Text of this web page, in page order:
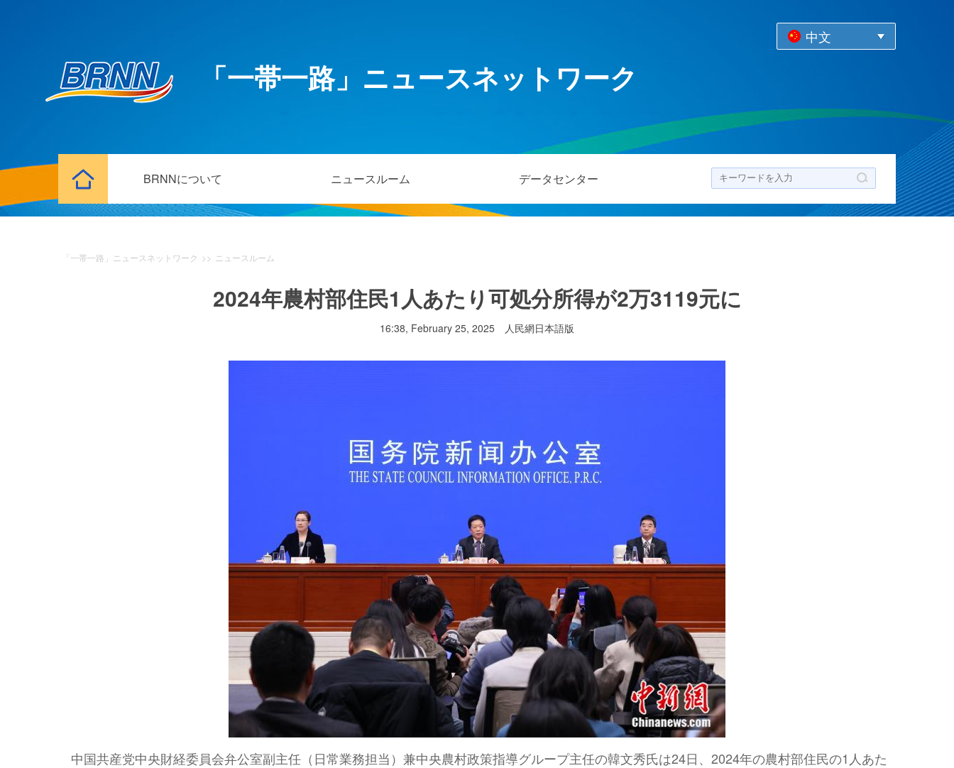
中文
「一帯一路」ニュースネットワーク
BRNNについて ニュースルーム データセンター
「一帯一路」ニュースネットワーク >> ニュースルーム
2024年農村部住民1人あたり可処分所得が2万3119元に
16:38, February 25, 2025 人民網日本語版
中国共産党中央財経委員会弁公室副主任（日常業務担当）兼中央農村政策指導グループ主任の韓文秀氏は24日、2024年の農村部住民の1人あた